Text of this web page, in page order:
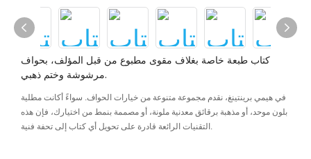
كتاب طبعة خاصة بغلاف مقوى مطبوع من قبل المؤلف، بحواف
مرشوشة وختم ذهبي.
في هيمي برينتينغ، نقدم مجموعة متنوعة من خيارات الحواف. سواءً أكانت مطلية
بلون موحد، أو مذهبة برقائق معدنية ملونة، أو مصممة بنمط من اختيارك، فإن هذه
التقنيات الرائعة قادرة على تحويل أي كتاب إلى تحفة فنية.